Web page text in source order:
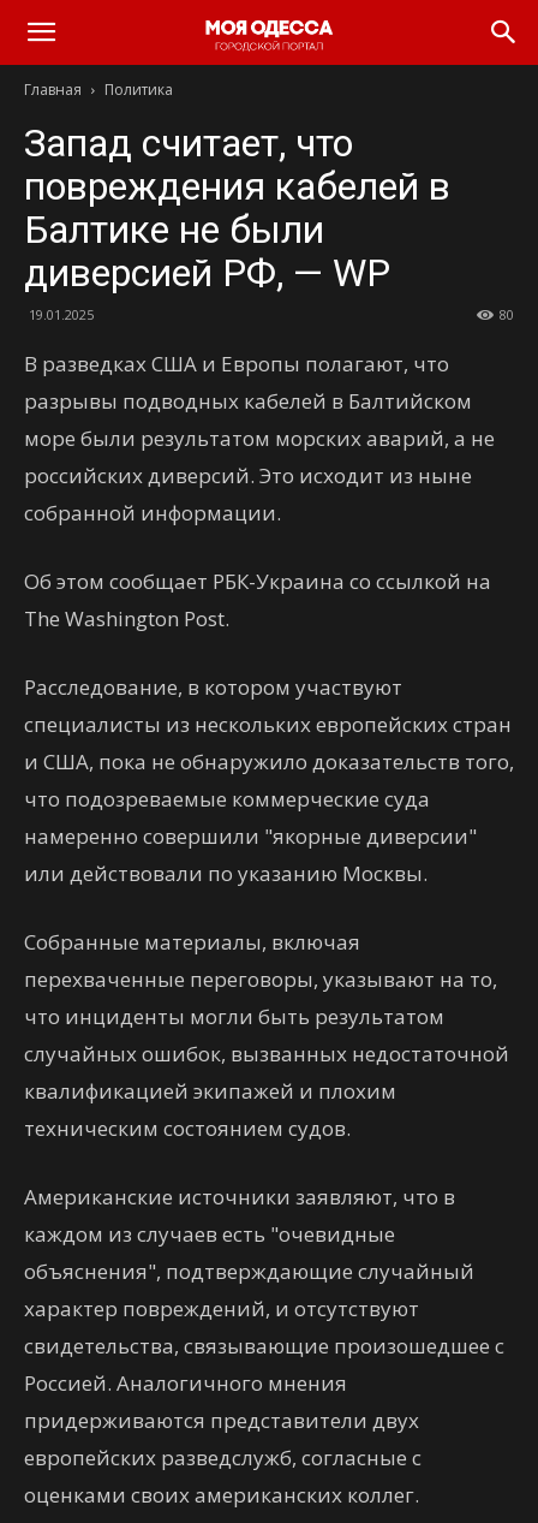
Моя
Одесса
Главная Политика
Запад считает, что
повреждения кабелей в
Балтике не были
диверсией РФ, — WP
19.01.2025 80
В разведках США и Европы полагают, что
разрывы подводных кабелей в Балтийском
море были результатом морских аварий, а не
российских диверсий. Это исходит из ныне
собранной информации.
Об этом сообщает РБК-Украина со ссылкой на
The Washington Post.
Расследование, в котором участвуют
специалисты из нескольких европейских стран
и США, пока не обнаружило доказательств того,
что подозреваемые коммерческие суда
намеренно совершили "якорные диверсии"
или действовали по указанию Москвы.
Собранные материалы, включая
перехваченные переговоры, указывают на то,
что инциденты могли быть результатом
случайных ошибок, вызванных недостаточной
квалификацией экипажей и плохим
техническим состоянием судов.
Американские источники заявляют, что в
каждом из случаев есть "очевидные
объяснения", подтверждающие случайный
характер повреждений, и отсутствуют
свидетельства, связывающие произошедшее с
Россией. Аналогичного мнения
придерживаются представители двух
европейских разведслужб, согласные с
оценками своих американских коллег.